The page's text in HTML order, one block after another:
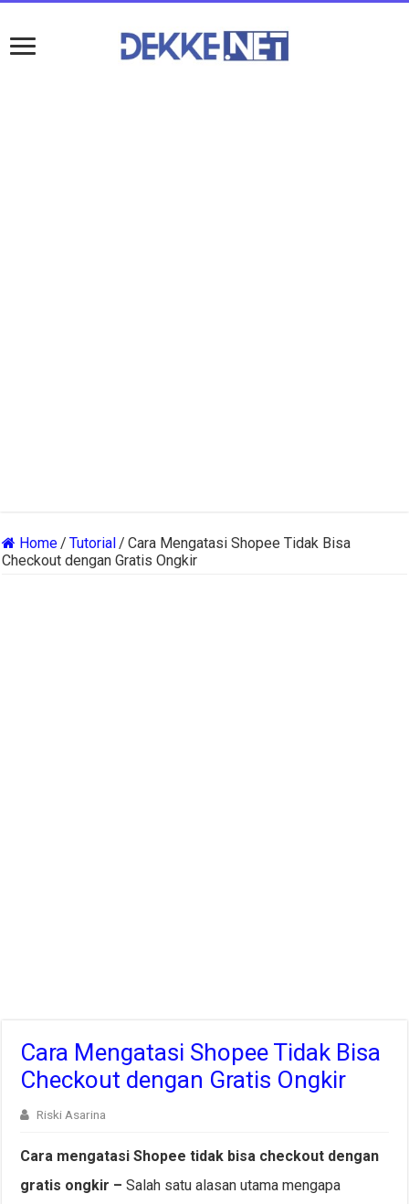
Home/ Tutorial/ Cara Mengatasi Shopee Tidak Bisa
Checkout dengan Gratis Ongkir
Cara Mengatasi Shopee Tidak Bisa
Checkout dengan Gratis Ongkir
Riski Asarina
Cara mengatasi Shopee tidak bisa checkout dengan
gratis ongkir – Salah satu alasan utama mengapa